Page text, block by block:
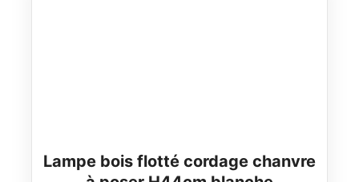
Lampe bois flotté cordage chanvre